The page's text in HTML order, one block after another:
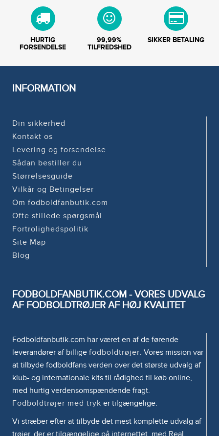
HURTIG
FORSENDELSE
99,99%
TILFREDSHED
SIKKER BETALING
INFORMATION
Din sikkerhed
Kontakt os
Levering og forsendelse
Sådan bestiller du
Størrelsesguide
Vilkår og Betingelser
Om fodboldfanbutik.com
Ofte stillede spørgsmål
Fortrolighedspolitik
Site Map
Blog
FODBOLDFANBUTIK.COM - VORES UDVALG
AF FODBOLDTRØJER AF HØJ KVALITET
Fodboldfanbutik.com har været en af de førende
leverandører af billige fodboldtrøjer. Vores mission var
at tilbyde fodboldfans verden over det største udvalg af
klub- og internationale kits til rådighed til køb online,
med hurtig verdensomspændende fragt.
Fodboldtrøjer med tryk er tilgængelige.
Vi stræber efter at tilbyde det mest komplette udvalg af
trøjer, der er tilgængelige på internettet, med Real